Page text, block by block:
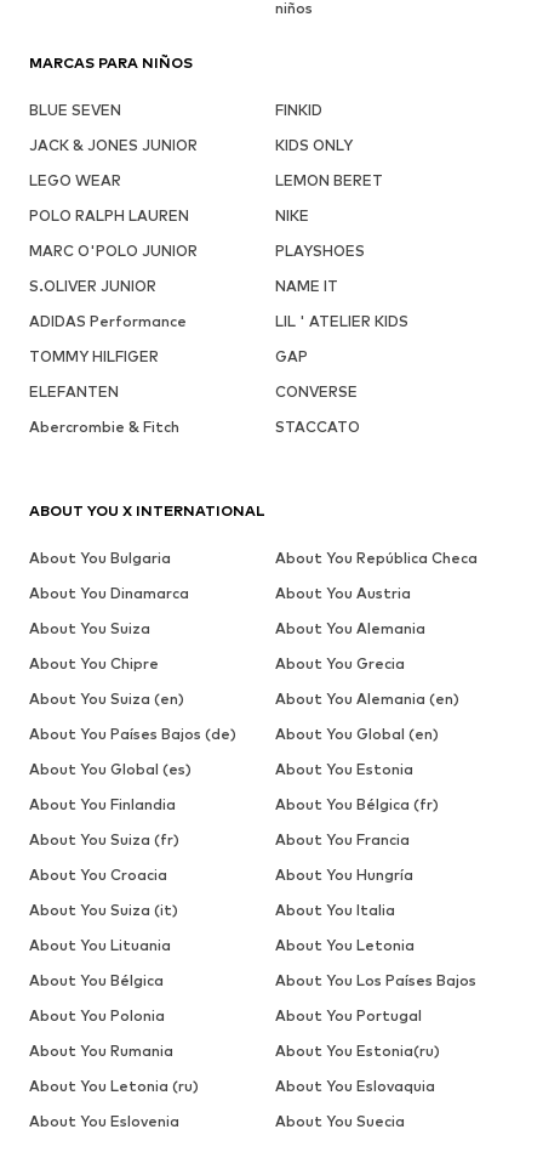
niños
MARCAS PARA NIÑOS
BLUE SEVEN
FINKID
JACK & JONES JUNIOR
KIDS ONLY
LEGO WEAR
LEMON BERET
POLO RALPH LAUREN
NIKE
MARC O'POLO JUNIOR
PLAYSHOES
S.OLIVER JUNIOR
NAME IT
ADIDAS Performance
LIL ' ATELIER KIDS
TOMMY HILFIGER
GAP
ELEFANTEN
CONVERSE
Abercrombie & Fitch
STACCATO
ABOUT YOU X INTERNATIONAL
About You Bulgaria
About You República Checa
About You Dinamarca
About You Austria
About You Suiza
About You Alemania
About You Chipre
About You Grecia
About You Suiza (en)
About You Alemania (en)
About You Países Bajos (de)
About You Global (en)
About You Global (es)
About You Estonia
About You Finlandia
About You Bélgica (fr)
About You Suiza (fr)
About You Francia
About You Croacia
About You Hungría
About You Suiza (it)
About You Italia
About You Lituania
About You Letonia
About You Bélgica
About You Los Países Bajos
About You Polonia
About You Portugal
About You Rumania
About You Estonia(ru)
About You Letonia (ru)
About You Eslovaquia
About You Eslovenia
About You Suecia